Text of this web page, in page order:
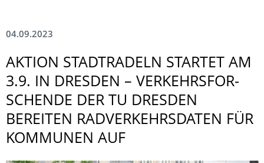
04.09.2023
AKTION STADTRADELN STARTET AM
3.9. IN DRESDEN – VERKEHRSFOR­
SCHENDE DER TU DRESDEN
BEREITEN RADVERKEHRSDA­TEN FÜR
KOMMUNEN AUF